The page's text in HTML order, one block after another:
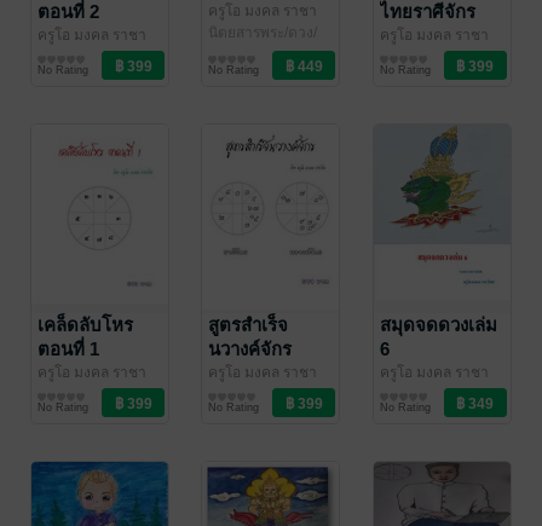
ตอนที่ 2
ครูโอ มงคล ราชา
/ บุษกรจันทร์
ดวงพยากรณ์/ฮวง
จุ้ย/โหราศาสตร์
No Rating
ครูโอ มงคล ราชา
โชค / บุษกรจันทร์
นิตยสารพระ/ดวง/
โหราศาสตร์/เรื่อง
เหนือธรรมชาติ
No Rating
ไทยราศีจักร
เทคนิคการตอบ
ครูโอ มงคล ราชา
/ บุษกรจันทร์
ดวงพยากรณ์/ฮวง
จุ้ย/โหราศาสตร์
No Rating
เคล็ดลับโหร
ตอนที่ 1
ครูโอ มงคล ราชา
/ บุษกรจันทร์
นิตยสารพระ/ดวง/
โหราศาสตร์/เรื่อง
No Rating
สูตรสำเร็จ
นวางค์จักร
ครูโอ มงคล ราชา
/ บุษกรจันทร์
นิตยสารพระ/ดวง/
โหราศาสตร์/เรื่อง
No Rating
สมุดจดดวงเล่ม
6
ครูโอ มงคล ราชา
/ บุษกรจันทร์
ดวงพยากรณ์/ฮวง
จุ้ย/โหราศาสตร์
No Rating